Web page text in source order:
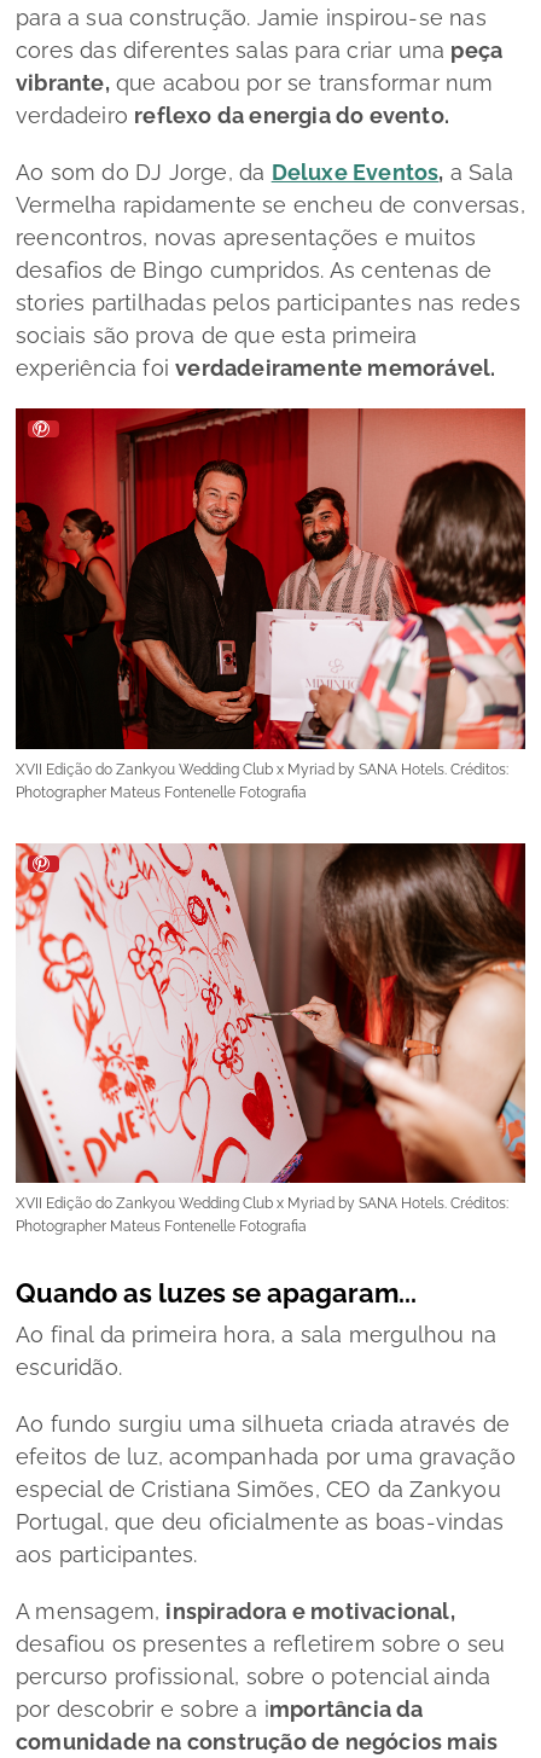
para a sua construção. Jamie inspirou-se nas
cores das diferentes salas para criar uma peça
vibrante,que acabou por se transformar num
verdadeiro reflexo da energia do evento.
Ao som do DJ Jorge, da Deluxe Eventos, a Sala
Vermelha rapidamente se encheu de conversas,
reencontros, novas apresentações e muitos
desafios de Bingo cumpridos. As centenas de
stories partilhadas pelos participantes nas redes
sociais são prova de que esta primeira
experiência foiverdadeiramente memorável.
XVII Edição do Zankyou Wedding Club x Myriad by SANA Hotels. Créditos:
Photographer Mateus Fontenelle Fotografia
XVII Edição do Zankyou Wedding Club x Myriad by SANA Hotels. Créditos:
Photographer Mateus Fontenelle Fotografia
Quando as luzes se apagaram...
Ao final da primeira hora, a sala mergulhou na
escuridão.
Ao fundo surgiu uma silhueta criada através de
efeitos de luz, acompanhada por uma gravação
especial de Cristiana Simões, CEO da Zankyou
Portugal, que deu oficialmente as boas-vindas
aos participantes.
A mensagem, inspiradora e motivacional,
desafiou os presentes a refletirem sobre o seu
percurso profissional, sobre o potencial ainda
por descobrir e sobre a importância da
comunidade na construção de negócios mais